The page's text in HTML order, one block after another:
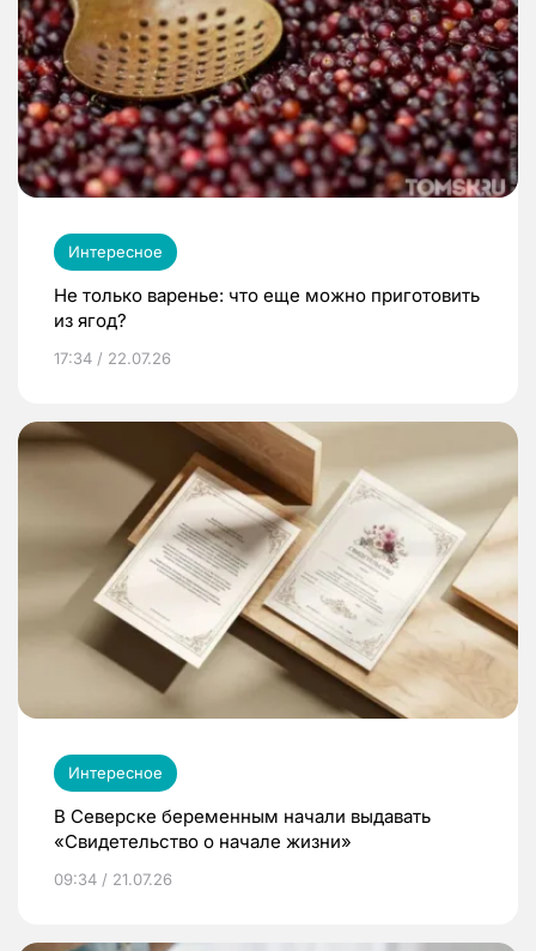
Интересное
Не только варенье: что еще можно приготовить
из ягод?
17:34 / 22.07.26
Интересное
В Северске беременным начали выдавать
«Свидетельство о начале жизни»
09:34 / 21.07.26